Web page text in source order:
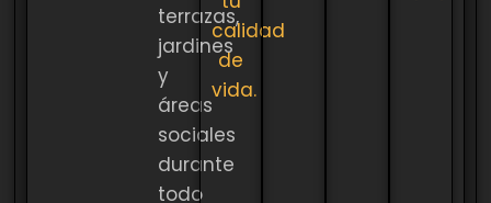
terrazas,
jardines
y
áreas
sociales
durante
todo
calidad
de
vida.